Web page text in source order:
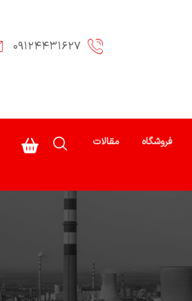
۰۹۱۲۴۴۳۱۶۲۷
فروشگاه مقالات